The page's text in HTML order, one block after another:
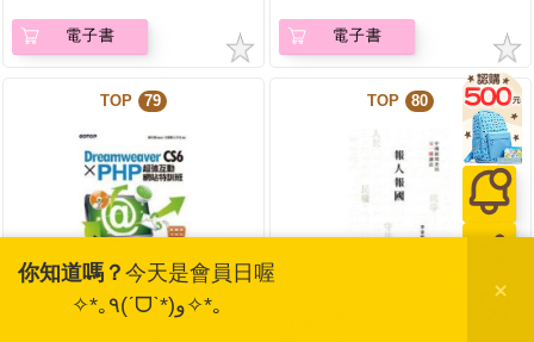
電子書 電子書
TOP 79
金石堂
【電子書】Dreamweaver CS6
TOP 80
金石堂
你知道嗎？ 今天是會員日喔
✧*｡٩(ˊᗜˋ*)و✧*｡